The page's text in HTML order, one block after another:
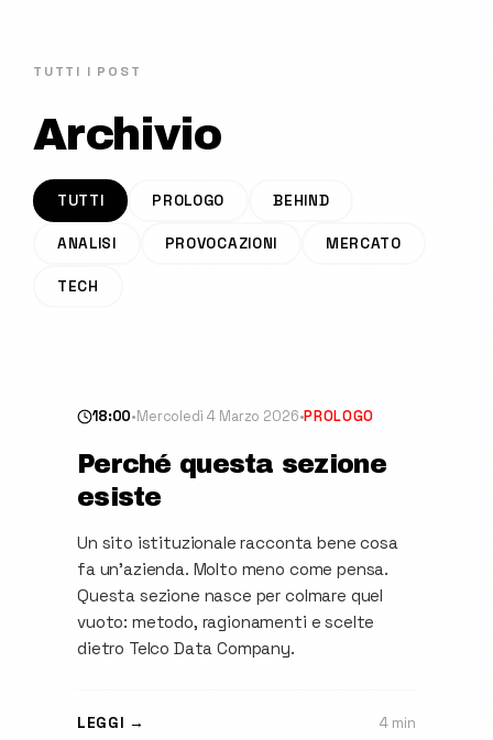
TUTTI I POST
Archivio
TUTTI PROLOGO BEHIND
ANALISI PROVOCAZIONI MERCATO
TECH
18:00•Mercoledì 4 Marzo 2026•PROLOGO
Perché questa sezione
esiste
Un sito istituzionale racconta bene cosa
fa un'azienda. Molto meno come pensa.
Questa sezione nasce per colmare quel
vuoto: metodo, ragionamenti e scelte
dietro Telco Data Company.
LEGGI → 4 min